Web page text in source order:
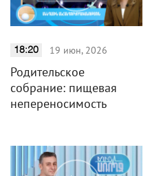
18:20 19 июн, 2026
Родительское
собрание: пищевая
непереносимость